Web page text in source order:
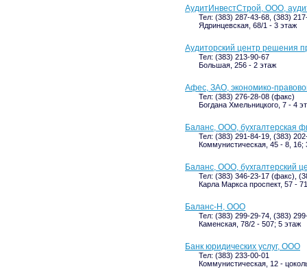
АудитИнвестСтрой, ООО,
Тел: (383) 287-43-68, (383)
Ядринцевская, 68/1 - 3 этаж
Аудиторский центр решения
Тел: (383) 213-90-67
Большая, 256 - 2 этаж
Афес, ЗАО, экономико-
Тел: (383) 276-28-08 (факс)
Богдана Хмельницкого, 7 - 4
Баланс, ООО, бухгалтерская
Тел: (383) 291-84-19, (383)
Коммунистическая, 45 - 8, 16;
Баланс, ООО, бухгалтерский
Тел: (383) 346-23-17 (факс),
Карла Маркса проспект, 57 -
Баланс-Н, ООО
Тел: (383) 299-29-74, (383)
Каменская, 78/2 - 507; 5 этаж
Банк юридических услуг, ООО
Тел: (383) 233-00-01
Коммунистическая, 12 -